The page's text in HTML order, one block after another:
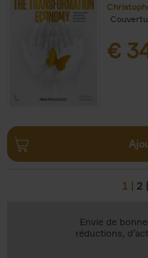
€
1 2
Envie de
réductions,